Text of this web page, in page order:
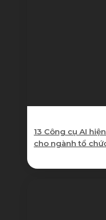
13 Công cụ AI
cho ngành tổ